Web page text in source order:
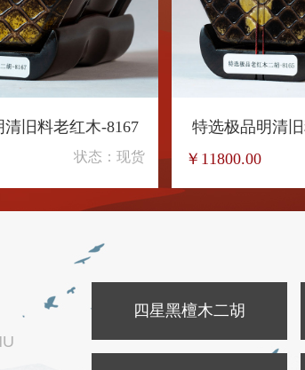
旧料老红木-8167
状态：现货
特选极品明清
￥11800.00
四星黑檀木二胡